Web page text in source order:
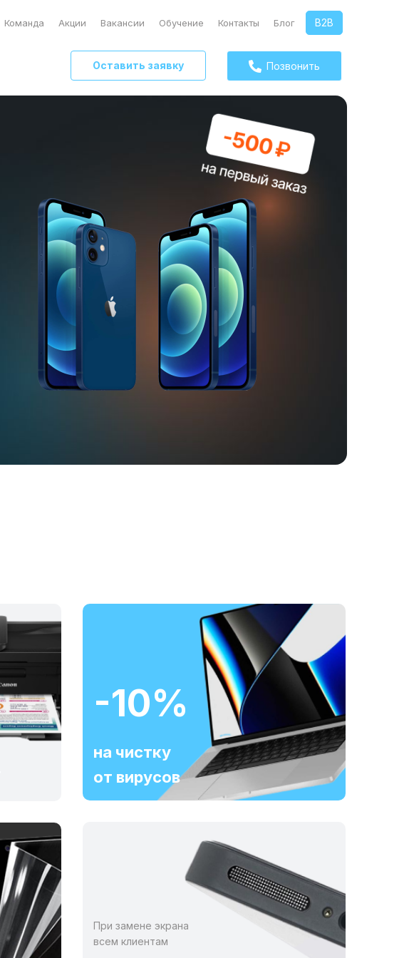
Команда Акции Вакансии Обучение Контакты Блог B2B
Оставить заявку Позвонить
-10%
на чистку
от вирусов
При замене экрана
всем клиентам